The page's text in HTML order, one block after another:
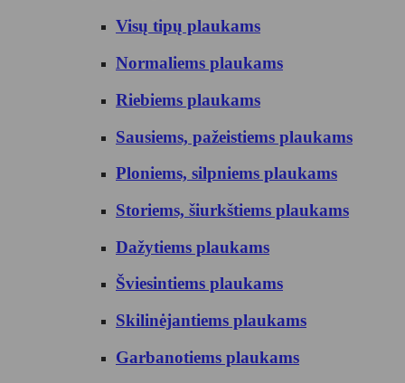
Visų tipų plaukams
Normaliems plaukams
Riebiems plaukams
Sausiems, pažeistiems plaukams
Ploniems, silpniems plaukams
Storiems, šiurkštiems plaukams
Dažytiems plaukams
Šviesintiems plaukams
Skilinėjantiems plaukams
Garbanotiems plaukams